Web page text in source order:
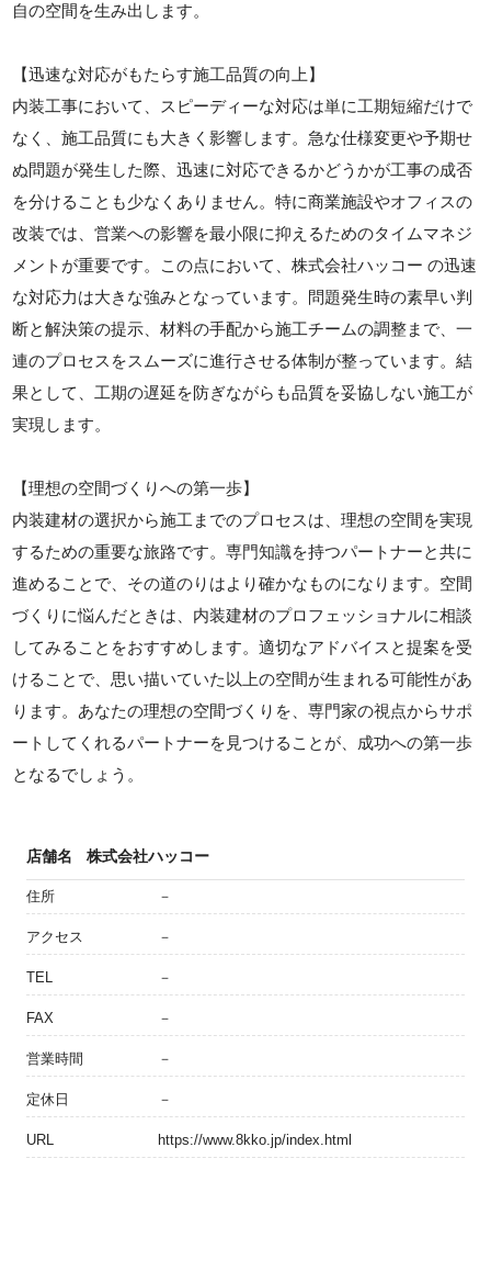
自の空間を生み出します。
【迅速な対応がもたらす施工品質の向上】
内装工事において、スピーディーな対応は単に工期短縮だけで
なく、施工品質にも大きく影響します。急な仕様変更や予期せ
ぬ問題が発生した際、迅速に対応できるかどうかが工事の成否
を分けることも少なくありません。特に商業施設やオフィスの
改装では、営業への影響を最小限に抑えるためのタイムマネジ
メントが重要です。この点において、株式会社ハッコー の迅速
な対応力は大きな強みとなっています。問題発生時の素早い判
断と解決策の提示、材料の手配から施工チームの調整まで、一
連のプロセスをスムーズに進行させる体制が整っています。結
果として、工期の遅延を防ぎながらも品質を妥協しない施工が
実現します。
【理想の空間づくりへの第一歩】
内装建材の選択から施工までのプロセスは、理想の空間を実現
するための重要な旅路です。専門知識を持つパートナーと共に
進めることで、その道のりはより確かなものになります。空間
づくりに悩んだときは、内装建材のプロフェッショナルに相談
してみることをおすすめします。適切なアドバイスと提案を受
けることで、思い描いていた以上の空間が生まれる可能性があ
ります。あなたの理想の空間づくりを、専門家の視点からサポ
ートしてくれるパートナーを見つけることが、成功への第一歩
となるでしょう。
店舗名 株式会社ハッコー
住所 －
アクセス －
TEL －
FAX －
営業時間 －
定休日 －
URL https://www.8kko.jp/index.html